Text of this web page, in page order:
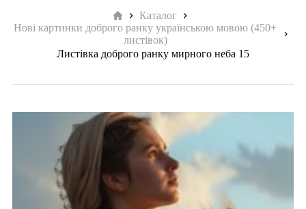
Головна
Каталог
Нові картинки доброго ранку українською мовою (450+
листівок)
Листівка доброго ранку мирного неба 15